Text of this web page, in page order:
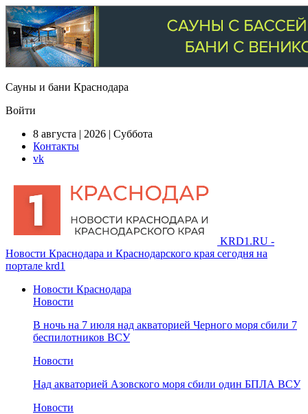
Сауны и бани Краснодара
Войти
8 августа | 2026 | Суббота
Контакты
vk
KRD1.RU -
Новости Краснодара и Краснодарского края сегодня на
портале krd1
Новости Краснодара
Новости
В ночь на 7 июля над акваторией Черного моря сбили 7
беспилотников ВСУ
Новости
Над акваторией Азовского моря сбили один БПЛА ВСУ
Новости